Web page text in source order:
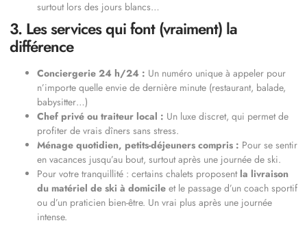
surtout lors des jours blancs…
3. Les services qui font (vraiment) la
différence
Conciergerie 24 h/24 : Un numéro unique à appeler pour
n’importe quelle envie de dernière minute (restaurant, balade,
babysitter…)
Chef privé ou traiteur local : Un luxe discret, qui permet de
profiter de vrais dîners sans stress.
Ménage quotidien, petits-déjeuners compris : Pour se sentir
en vacances jusqu’au bout, surtout après une journée de ski.
Pour votre tranquillité : certains chalets proposent la livraison
du matériel de ski à domicile et le passage d’un coach sportif
ou d’un praticien bien-être. Un vrai plus après une journée
intense.